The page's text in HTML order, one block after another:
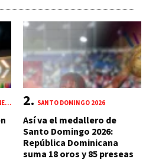
ORGANIZACIÓN DE ESTADOS AMERICANOS (OEA) SANTO DOMINGO 2026
Así va el medallero de
Santo Domingo 2026:
República Dominicana
suma 18 oros y 85 preseas